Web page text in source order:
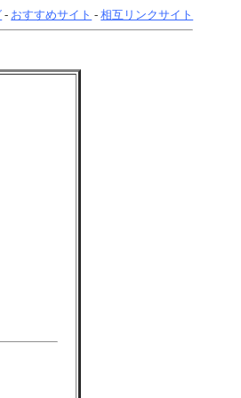
- おすすめサイト -相互リンクサイト